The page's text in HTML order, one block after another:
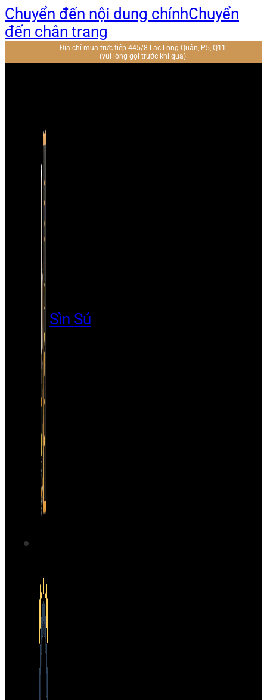
Chuyển đến nội dung chínhChuyển
đến chân trang
Địa chỉ mua trực tiếp 445/8 Lạc Long Quân, P5, Q11
(vui lòng gọi trước khi qua)
Sìn Sú